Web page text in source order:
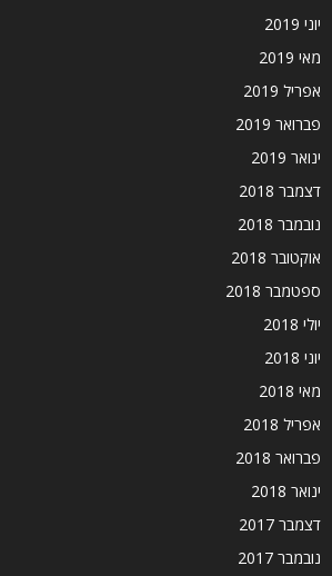
יוני 2019
מאי 2019
אפריל 2019
פברואר 2019
ינואר 2019
דצמבר 2018
נובמבר 2018
אוקטובר 2018
ספטמבר 2018
יולי 2018
יוני 2018
מאי 2018
אפריל 2018
פברואר 2018
ינואר 2018
דצמבר 2017
נובמבר 2017